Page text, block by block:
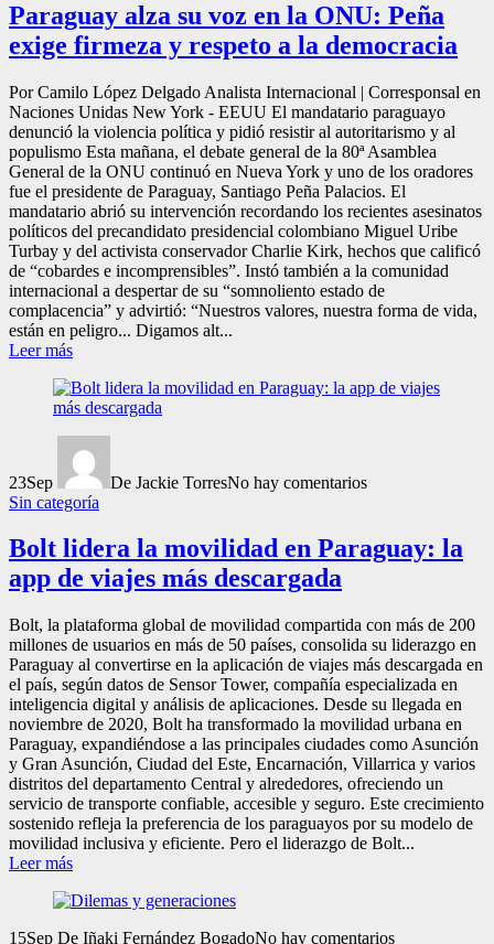
Paraguay alza su voz en la ONU: Peña
exige firmeza y respeto a la democracia
Por Camilo López Delgado Analista Internacional | Corresponsal en
Naciones Unidas New York - EEUU El mandatario paraguayo
denunció la violencia política y pidió resistir al autoritarismo y al
populismo Esta mañana, el debate general de la 80ª Asamblea
General de la ONU continuó en Nueva York y uno de los oradores
fue el presidente de Paraguay, Santiago Peña Palacios. El
mandatario abrió su intervención recordando los recientes asesinatos
políticos del precandidato presidencial colombiano Miguel Uribe
Turbay y del activista conservador Charlie Kirk, hechos que calificó
de “cobardes e incomprensibles”. Instó también a la comunidad
internacional a despertar de su “somnoliento estado de
complacencia” y advirtió: “Nuestros valores, nuestra forma de vida,
están en peligro... Digamos alt...
Leer más
23Sep De Jackie TorresNo hay comentarios
Sin categoría
Bolt lidera la movilidad en Paraguay: la
app de viajes más descargada
Bolt, la plataforma global de movilidad compartida con más de 200
millones de usuarios en más de 50 países, consolida su liderazgo en
Paraguay al convertirse en la aplicación de viajes más descargada en
el país, según datos de Sensor Tower, compañía especializada en
inteligencia digital y análisis de aplicaciones. Desde su llegada en
noviembre de 2020, Bolt ha transformado la movilidad urbana en
Paraguay, expandiéndose a las principales ciudades como Asunción
y Gran Asunción, Ciudad del Este, Encarnación, Villarrica y varios
distritos del departamento Central y alrededores, ofreciendo un
servicio de transporte confiable, accesible y seguro. Este crecimiento
sostenido refleja la preferencia de los paraguayos por su modelo de
movilidad inclusiva y eficiente. Pero el liderazgo de Bolt...
Leer más
15Sep De Iñaki Fernández BogadoNo hay comentarios